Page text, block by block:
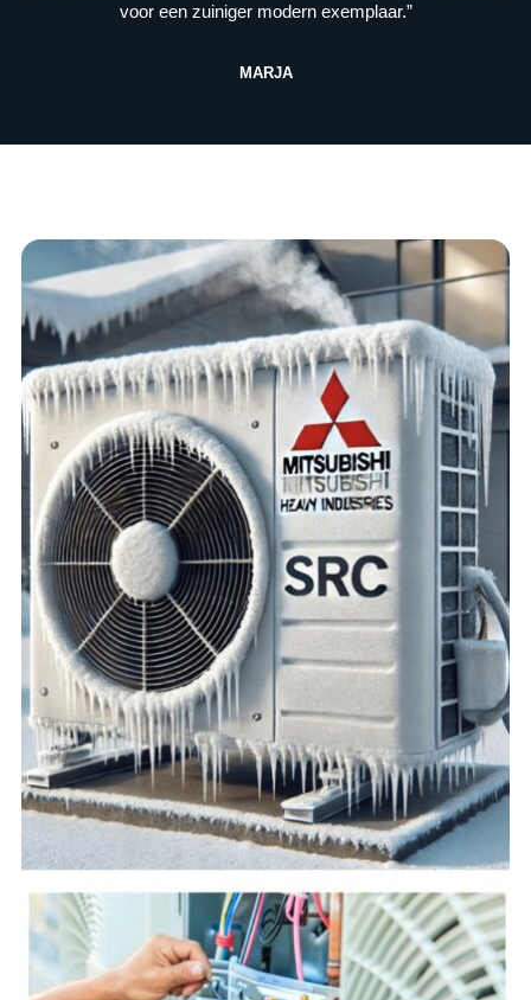
voor een zuiniger modern exemplaar.”
MARJA